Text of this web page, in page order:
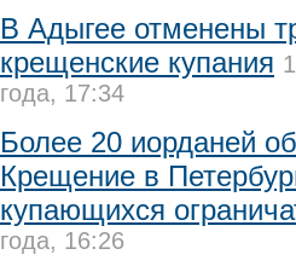
В Адыгее отменены
крещенские купания
года, 17:34
Более 20 иорданей
Крещение в
купающихся
года, 16:26